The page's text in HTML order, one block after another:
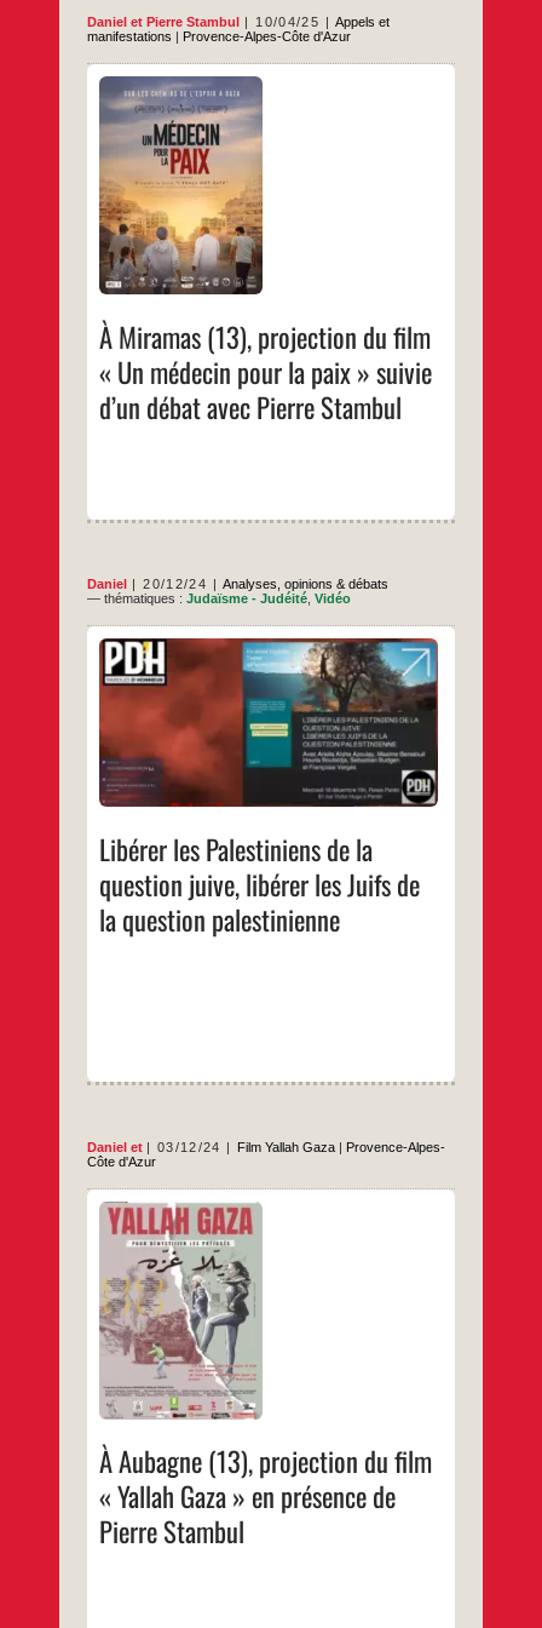
Daniel et Pierre Stambul 10/04/25
Appels et
manifestations
Provence-Alpes-Côte d'Azur
À Miramas (13), projection du film
« Un médecin pour la paix » suivie
d’un débat avec Pierre Stambul
Mercredi 23 avril à 18h30Projection du film
« Un médecin pour la paix »Au cinéma Le
Daniel 20/12/24
Analyses, opinions & débats
— thématiques :Judaïsme - Judéité ,Vidéo
Libérer les Palestiniens de la
question juive, libérer les Juifs de
la question palestinienne
Sur la chaîne YT de PDHAvec Ariella Aïsha
Azoulay, Maxime Benatouil, Houria
Bouteldja, Sébastian Budgen et Françoise
VergèsLe mercredi 18 décembre au Relais
PantinDébut à 20mn 40sec
…
Daniel et 03/12/24 Film Yallah Gaza| Provence-Alpes-
Côte d'Azur
À Aubagne (13), projection du film
« Yallah Gaza » en présence de
Pierre Stambul
Le 12 décembre à 18h45Au cinéma Le